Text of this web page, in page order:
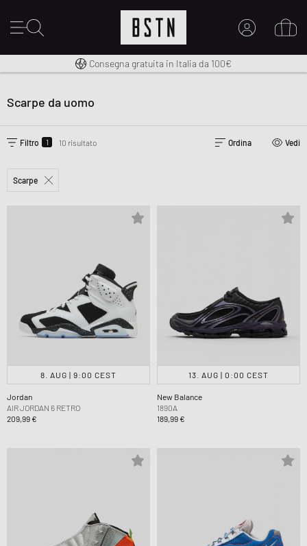
IL MIO ACCOUNT
Consegna gratuita in Italia da 100€
Premium Sportswear
Diritto di restituzione entro 14 giorni
Scarpe da uomo
Filtro 1 10 risultato Ordina Vedi
Scarpe
8. AUG | 9:00 CEST
Jordan
AIR JORDAN 6 RETRO
209,99 €
13. AUG | 0:00 CEST
New Balance
1890A
189,99 €